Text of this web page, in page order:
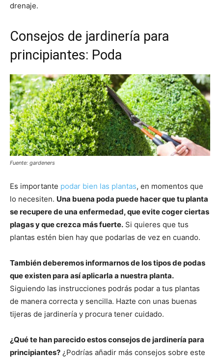
drenaje.
Consejos de jardinería para
principiantes: Poda
Fuente: gardeners
Es importante podar bien las plantas, en momentos que
lo necesiten. Una buena poda puede hacer que tu planta
se recupere de una enfermedad, que evite coger ciertas
plagas y que crezca más fuerte. Si quieres que tus
plantas estén bien hay que podarlas de vez en cuando.
También deberemos informarnos de los tipos de podas
que existen para así aplicarla a nuestra planta.
Siguiendo las instrucciones podrás podar a tus plantas
de manera correcta y sencilla. Hazte con unas buenas
tijeras de jardinería y procura tener cuidado.
¿Qué te han parecido estos consejos de jardinería para
principiantes? ¿Podrías añadir más consejos sobre este